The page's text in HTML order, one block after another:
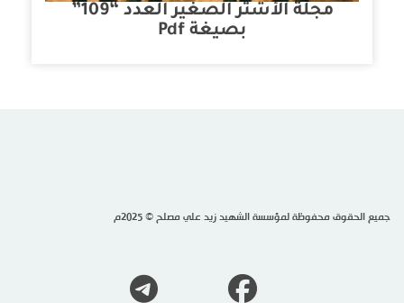
مجلة الأشتر الصغير العدد “109”
بصيغة Pdf
جميع الحقوق محفوظة لمؤسسة الشهيد زيد علي مصلح © 2025م